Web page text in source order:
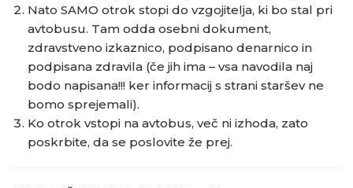
Nato SAMO otrok stopi do vzgojitelja, ki bo stal pri
avtobusu. Tam odda osebni dokument,
zdravstveno izkaznico, podpisano denarnico in
podpisana zdravila (če jih ima – vsa navodila naj
bodo napisana!!! ker informacij s strani staršev ne
bomo sprejemali).
Ko otrok vstopi na avtobus, več ni izhoda, zato
poskrbite, da se poslovite že prej.